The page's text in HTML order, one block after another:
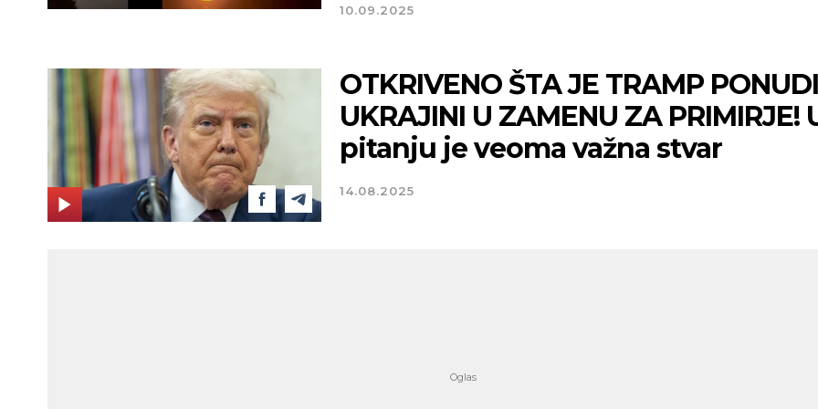
10.09.2025
OTKRIVENO ŠTA JE TRAMP
UKRAJINI U ZAMENU ZA PRIMIRJE!
pitanju je veoma važna stvar
14.08.2025